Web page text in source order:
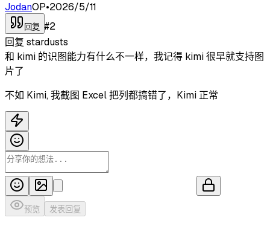
JodanOP•2026/5/11
回复 #2
回复 stardusts
和 kimi 的识图能力有什么不一样，我记得 kimi 很早就支持图
片了
不如 Kimi, 我截图 Excel 把列都搞错了，Kimi 正常
预览 发表回复